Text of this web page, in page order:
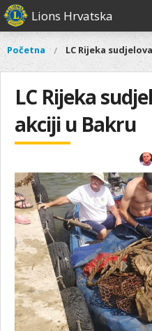
Skoči
na
sadržaj
Lions Hrvatska
O nama
Naši projekti
Aktivnosti
Glavni
O
nama
Distrikt
Naši
Aktivnosti
Vi
ste
ovdje
Početna LC Rijeka
LC Rijeka
akciji u Bakru